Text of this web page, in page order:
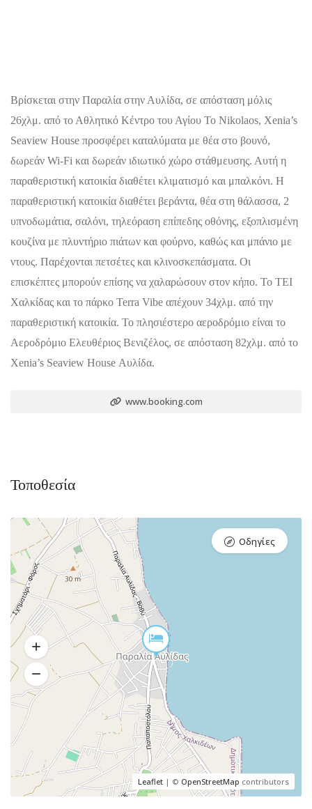
Βρίσκεται στην Παραλία στην Αυλίδα, σε απόσταση μόλις
26χλμ. από το Αθλητικό Κέντρο του Αγίου Το Nikolaos, Xenia’s
Seaview House προσφέρει καταλύματα με θέα στο βουνό,
δωρεάν Wi-Fi και δωρεάν ιδιωτικό χώρο στάθμευσης. Αυτή η
παραθεριστική κατοικία διαθέτει κλιματισμό και μπαλκόνι. Η
παραθεριστική κατοικία διαθέτει βεράντα, θέα στη θάλασσα, 2
υπνοδωμάτια, σαλόνι, τηλεόραση επίπεδης οθόνης, εξοπλισμένη
κουζίνα με πλυντήριο πιάτων και φούρνο, καθώς και μπάνιο με
ντους. Παρέχονται πετσέτες και κλινοσκεπάσματα. Οι
επισκέπτες μπορούν επίσης να χαλαρώσουν στον κήπο. Το ΤΕΙ
Χαλκίδας και το πάρκο Terra Vibe απέχουν 34χλμ. από την
παραθεριστική κατοικία. Το πλησιέστερο αεροδρόμιο είναι το
Αεροδρόμιο Ελευθέριος Βενιζέλος, σε απόσταση 82χλμ. από το
Xenia’s Seaview House Αυλίδα.
www.booking.com
Τοποθεσία
Leaflet | © OpenStreetMap contributors
Οδηγίες